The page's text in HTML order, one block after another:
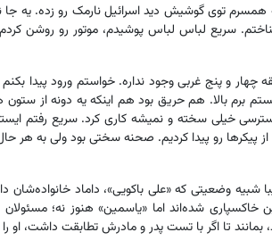
همسرم توی گوشیش دید اسرائیل نارمک رو زده. یه جا
سریع لباس لباس پوشیدم، موتور رو روشن
و پنج غربی وجود نداره. خواستم ورود پیدا
برم بالا. هم حریق بود هم اینکه یه دونه از
خیلی سخته و نمیشه کاری کرد. سریع رفتم
پیکرها رو پیدا کردیم. صحنه سختی بود ولی به هر حال
وضعیتی که «علی باکویی»، داماد خانواده‌شان
شده‌اند اما «یاسمین» هنوز نه؛ مسئولان